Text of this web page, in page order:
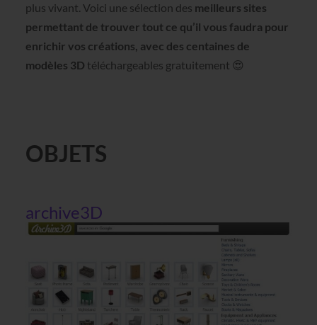
plus vivant. Voici une sélection des meilleurs sites
permettant de trouver tout ce qu’il vous faudra pour
enrichir vos créations, avec des centaines de
modèles 3D téléchargeables gratuitement 😍
OBJETS
archive3D